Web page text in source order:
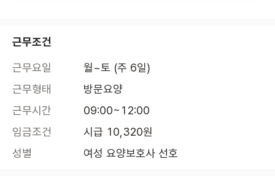
근무조건
근무요일
월~토 (주 6일)
근무형태
방문요양
근무시간
09:00~12:00
임금조건
시급 10,320원
성별
여성 요양보호사 선호